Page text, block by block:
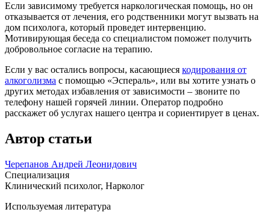
Если зависимому требуется наркологическая помощь, но он
отказывается от лечения, его родственники могут вызвать на
дом психолога, который проведет интервенцию.
Мотивирующая беседа со специалистом поможет получить
добровольное согласие на терапию.
Если у вас остались вопросы, касающиеся кодирования от
алкоголизма с помощью «Эспераль», или вы хотите узнать о
других методах избавления от зависимости – звоните по
телефону нашей горячей линии. Оператор подробно
расскажет об услугах нашего центра и сориентирует в ценах.
Автор статьи
Черепанов Андрей Леонидович
Специализация
Клинический психолог, Нарколог
Используемая литература